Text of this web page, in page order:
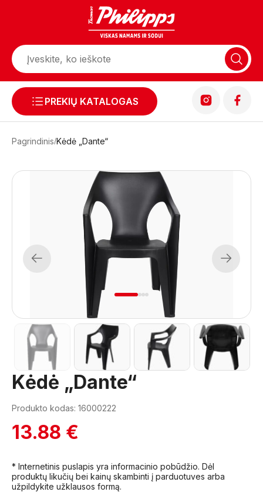
PREKIŲ KATALOGAS
Pagrindinis Kėdė „Dante“
Previous Next
1 234
Kėdė „Dante“
Produkto kodas: 16000222
13.88 €
* Internetinis puslapis yra informacinio pobūdžio. Dėl
produktų likučių bei kainų skambinti į parduotuves arba
užpildykite užklausos formą.